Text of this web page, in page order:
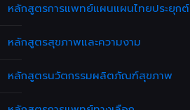
หลักสูตรการแพทย์แผนแผนไทยประยุกต์
หลักสูตรสุขภาพและความงาม
หลักสูตรนวัตกรรมผลิตภัณฑ์สุขภาพ